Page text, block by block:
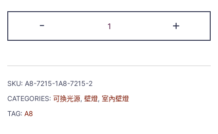
- +
SKU: A8-7215-1A8-7215-2
CATEGORIES: 可換光源, 壁燈, 室內壁燈
TAG: A8